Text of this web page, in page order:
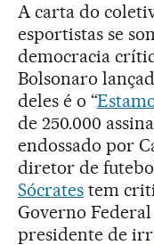
A carta do
esportistas se
democracia
Bolsonaro
deles é o “
de 250.000
endossado por
diretor de
Sócratestem
Governo
presidente de